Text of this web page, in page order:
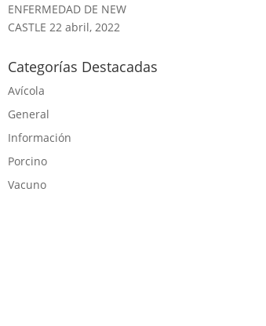
ENFERMEDAD DE NEW
CASTLE 22 abril, 2022
Categorías Destacadas
Avícola
General
Información
Porcino
Vacuno